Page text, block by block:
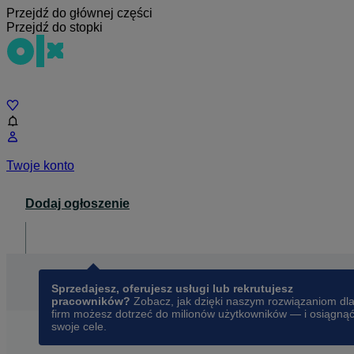
Przejdź do głównej części
Przejdź do stopki
Twoje konto
Dodaj ogłoszenie
Sprzedajesz, oferujesz usługi lub rekrutujesz
pracowników? Zobacz, jak dzięki naszym rozwiązaniom dla
firm możesz dotrzeć do milionów użytkowników — i osiągnąć
swoje cele.